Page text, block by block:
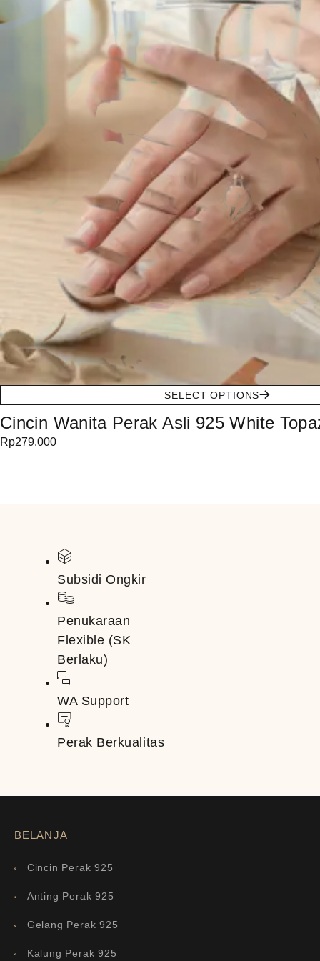
SELECT OPTIONS
Cincin Wanita Perak Asli 925 White
Rp279.000
Subsidi Ongkir
Penukaraan
Flexible (SK
Berlaku)
WA Support
Perak Berkualitas
BELANJA
Cincin Perak 925
Anting Perak 925
Gelang Perak 925
Kalung Perak 925